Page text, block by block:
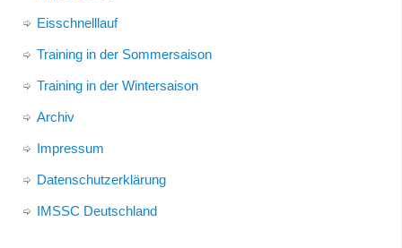
Eisschnelllauf
Training in der Sommersaison
Training in der Wintersaison
Archiv
Impressum
Datenschutzerklärung
IMSSC Deutschland